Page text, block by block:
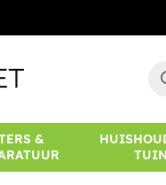
&
TUIN